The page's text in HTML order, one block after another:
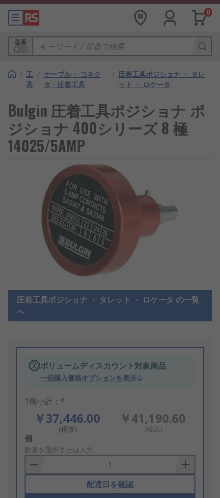
0
型番
/ 工
具
/ ケーブル・ コネク
タ・圧着工具
/ 圧着工具ポジショナ ・ タレ
ット ・ ロケータ
Bulgin 圧着工具ポジショナ ポ
ジショナ 400シリーズ 8 極
14025/5AMP
圧着工具ポジショナ ・ タレット ・ ロケータ の一覧
へ
ボリュームディスカウント対象商品
一括購入価格オプションを表示
1個小計：*
￥37,446.00
(税抜)
￥41,190.60
(税込)
Add
to
Basket
個
数量を選択または入力
配達日を確認